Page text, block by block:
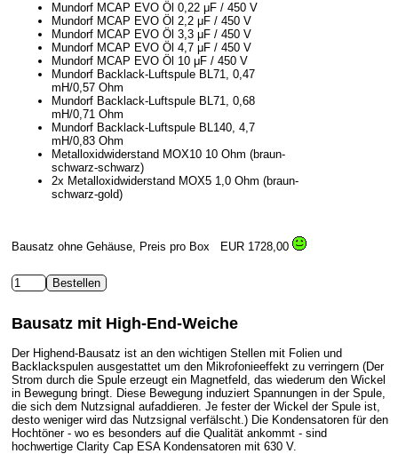
Mundorf MCAP EVO Öl 0,22 μF / 450 V
Mundorf MCAP EVO Öl 2,2 μF / 450 V
Mundorf MCAP EVO Öl 3,3 μF / 450 V
Mundorf MCAP EVO Öl 4,7 μF / 450 V
Mundorf MCAP EVO Öl 10 μF / 450 V
Mundorf Backlack-Luftspule BL71, 0,47
mH/0,57 Ohm
Mundorf Backlack-Luftspule BL71, 0,68
mH/0,71 Ohm
Mundorf Backlack-Luftspule BL140, 4,7
mH/0,83 Ohm
Metalloxidwiderstand MOX10 10 Ohm (braun-
schwarz-schwarz)
2x Metalloxidwiderstand MOX5 1,0 Ohm (braun-
schwarz-gold)
Bausatz ohne Gehäuse, Preis pro Box EUR 1728,00
Bausatz mit High-End-Weiche
Der Highend-Bausatz ist an den wichtigen Stellen mit Folien und
Backlackspulen ausgestattet um den Mikrofonieeffekt zu verringern (Der
Strom durch die Spule erzeugt ein Magnetfeld, das wiederum den Wickel
in Bewegung bringt. Diese Bewegung induziert Spannungen in der Spule,
die sich dem Nutzsignal aufaddieren. Je fester der Wickel der Spule ist,
desto weniger wird das Nutzsignal verfälscht.) Die Kondensatoren für den
Hochtöner - wo es besonders auf die Qualität ankommt - sind
hochwertige Clarity Cap ESA Kondensatoren mit 630 V.